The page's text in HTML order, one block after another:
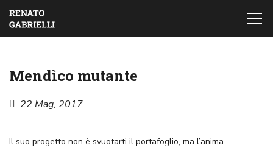
Mendìco mutante
22 Mag, 2017
Il suo progetto non è svuotarti il portafoglio, ma l’anima.